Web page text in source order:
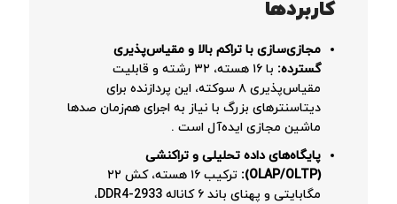
کاربردها
مجازی‌سازی با تراکم بالا و مقیاس‌پذیری
گسترده:
با ۱۶ هسته، ۳۲ رشته و قابلیت
مقیاس‌پذیری ۸ سوکته، این پردازنده برای
دیتاسنترهای بزرگ با نیاز به اجرای هم‌زمان صدها
ماشین مجازی ایده‌آل است .
پایگاه‌های داده تحلیلی و تراکنشی
(OLAP/OLTP):
ترکیب ۱۶ هسته، کش ۲۲
مگابایتی و پهنای باند ۶ کاناله DDR4-2933،